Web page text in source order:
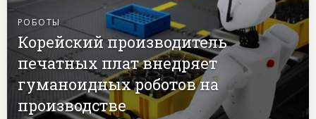
РОБОТЫ
Корейский производитель
печатных плат внедряет
гуманоидных роботов на
производстве